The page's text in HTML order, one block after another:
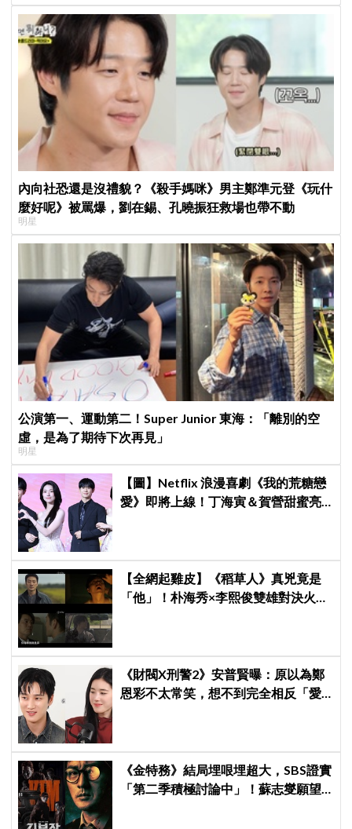
內向社恐還是沒禮貌？《殺手媽咪》男主鄭準元登《玩什
麼好呢》被罵爆，劉在錫、孔曉振狂救場也帶不動
明星
公演第一、運動第二！Super Junior 東海：「離別的空
虛，是為了期待下次再見」
明星
【圖】Netflix 浪漫喜劇《我的荒糖戀
愛》即將上線！丁海寅＆賀營甜蜜亮
【全網起雞皮】《稻草人》真兇竟是
「他」！朴海秀×李熙俊雙雄對決火花
《財閥X刑警2》安普賢曝：原以為鄭
恩彩不太常笑，想不到完全相反「愛
《金特務》結局埋哏埋超大，SBS證實
「第二季積極討論中」！蘇志燮願望